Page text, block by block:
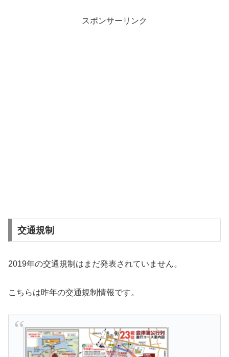
スポンサーリンク
交通規制
2019年の交通規制はまだ発表されていません。
こちらは昨年の交通規制情報です。